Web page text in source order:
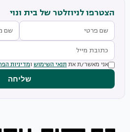
הצטרפו לניוזלטר של בית ונוי
אני מאשר/ת את תנאי השימוש ומדיניות
שליחה